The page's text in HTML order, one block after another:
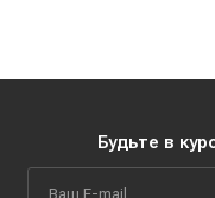
Будьте в